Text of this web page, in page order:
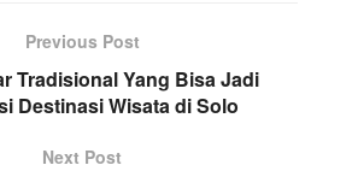
Previous Post
Tradisional Yang Bisa Jadi
Destinasi Wisata di Solo
Next Post